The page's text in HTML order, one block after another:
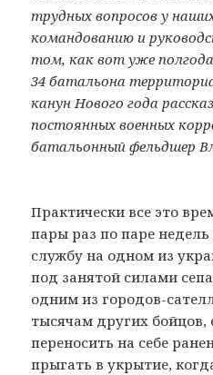
трудных вопросов у
командованию и
том, как вот уже
34 батальона
канун Нового года
постоянных военных
батальонный фельдшер
Практически все это
пары раз по паре недель
службу на одном из
под занятой силами
одним из городов-
тысячам других
переносить на себе
прыгать в укрытие,